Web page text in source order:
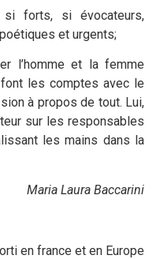
forts, si évocateurs,
et urgents;
l’homme et la femme
font les comptes avec le
à propos de tout. Lui,
sur les responsables
les mains dans la
Maria Laura Baccarini
en france et en Europe